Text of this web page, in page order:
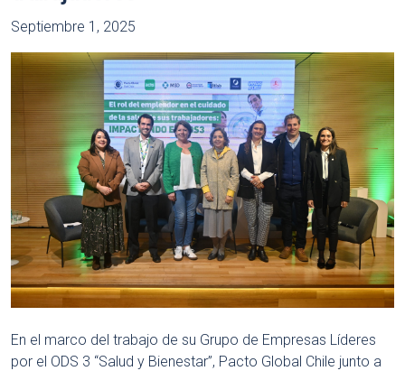
Septiembre 1, 2025
En el marco del trabajo de su Grupo de Empresas Líderes
por el ODS 3 “Salud y Bienestar”, Pacto Global Chile junto a